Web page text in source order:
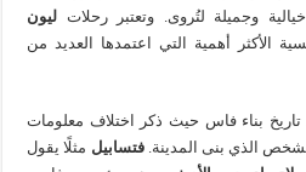
وجميلة لتُروى. وتعتبر رحلات ليون
الأكثر أهمية التي اعتمدها العديد من
بناء فاس حيث ذكر اختلاف معلومات
الذي بنى المدينة.فتسابيل مثلًا يقول